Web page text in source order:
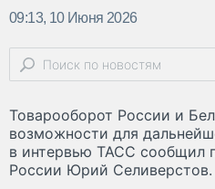
09:13, 10 Июня 2026
Товарооборот России и
возможности для
в интервью ТАСС сообщил
России Юрий Селиверстов.